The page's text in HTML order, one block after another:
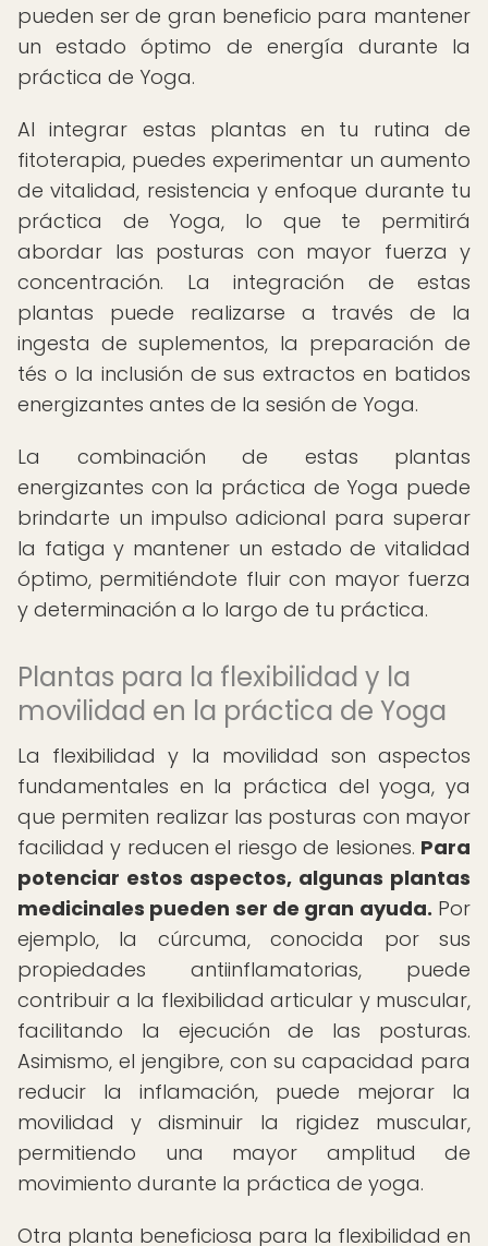
pueden ser de gran beneficio para mantener
un estado óptimo de energía durante la
práctica de Yoga.
Al integrar estas plantas en tu rutina de
fitoterapia, puedes experimentar un aumento
de vitalidad, resistencia y enfoque durante tu
práctica de Yoga, lo que te permitirá
abordar las posturas con mayor fuerza y
concentración. La integración de estas
plantas puede realizarse a través de la
ingesta de suplementos, la preparación de
tés o la inclusión de sus extractos en batidos
energizantes antes de la sesión de Yoga.
La combinación de estas plantas
energizantes con la práctica de Yoga puede
brindarte un impulso adicional para superar
la fatiga y mantener un estado de vitalidad
óptimo, permitiéndote fluir con mayor fuerza
y determinación a lo largo de tu práctica.
Plantas para la flexibilidad y la
movilidad en la práctica de Yoga
La flexibilidad y la movilidad son aspectos
fundamentales en la práctica del yoga, ya
que permiten realizar las posturas con mayor
facilidad y reducen el riesgo de lesiones. Para
potenciar estos aspectos, algunas plantas
medicinales pueden ser de gran ayuda. Por
ejemplo, la cúrcuma, conocida por sus
propiedades antiinflamatorias, puede
contribuir a la flexibilidad articular y muscular,
facilitando la ejecución de las posturas.
Asimismo, el jengibre, con su capacidad para
reducir la inflamación, puede mejorar la
movilidad y disminuir la rigidez muscular,
permitiendo una mayor amplitud de
movimiento durante la práctica de yoga.
Otra planta beneficiosa para la flexibilidad en